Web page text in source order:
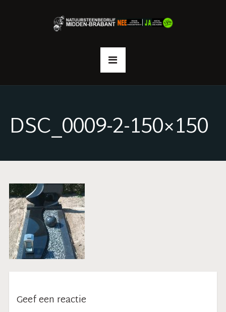
DSC_0009-2-150×150
Geef een reactie